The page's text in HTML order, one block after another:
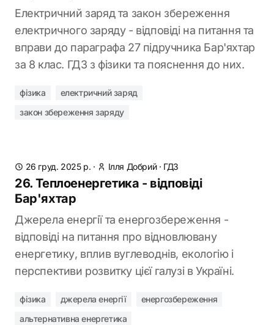
Електричний заряд та закон збереження
електричного заряду - відповіді на питання та
вправи до параграфа 27 підручника Бар'яхтар
за 8 клас. ГДЗ з фізики та пояснення до них.
фізика
електричний заряд
закон збереження заряду
26 груд. 2025 р. · Ілля Добрий· ГДЗ
26. Теплоенергетика - відповіді
Бар'яхтар
Джерела енергії та енергозбереження -
відповіді на питання про відновлювану
енергетику, вплив вуглеводнів, екологію і
перспективи розвитку цієї галузі в Україні.
фізика джерела енергії
енергозбереження
альтернативна енергетика